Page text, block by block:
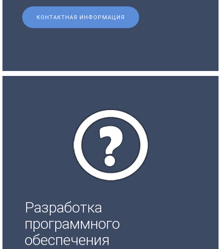
КОНТАКТНАЯ ИНФОРМАЦИЯ
Разработка
программного
обеспечения